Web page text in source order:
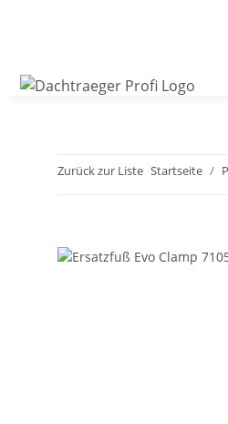
Zurück zur Liste Startseite